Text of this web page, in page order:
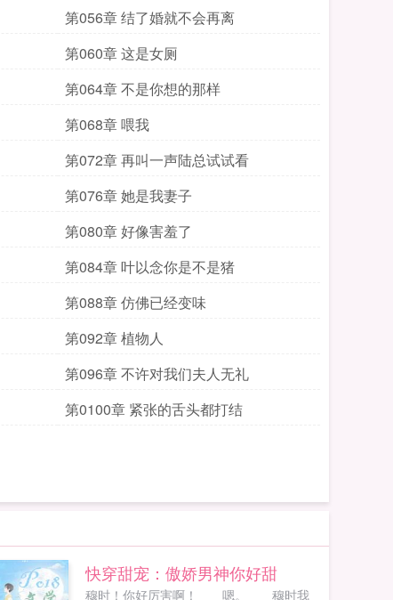
第056章 结了婚就不会再离
第060章 这是女厕
第064章 不是你想的那样
第068章 喂我
第072章 再叫一声陆总试试看
第076章 她是我妻子
第080章 好像害羞了
第084章 叶以念你是不是猪
第088章 仿佛已经变味
第092章 植物人
第096章 不许对我们夫人无礼
第0100章 紧张的舌头都打结
快穿甜宠：傲娇男神你好甜
穆时！你好厉害啊！ 嗯。 穆时我